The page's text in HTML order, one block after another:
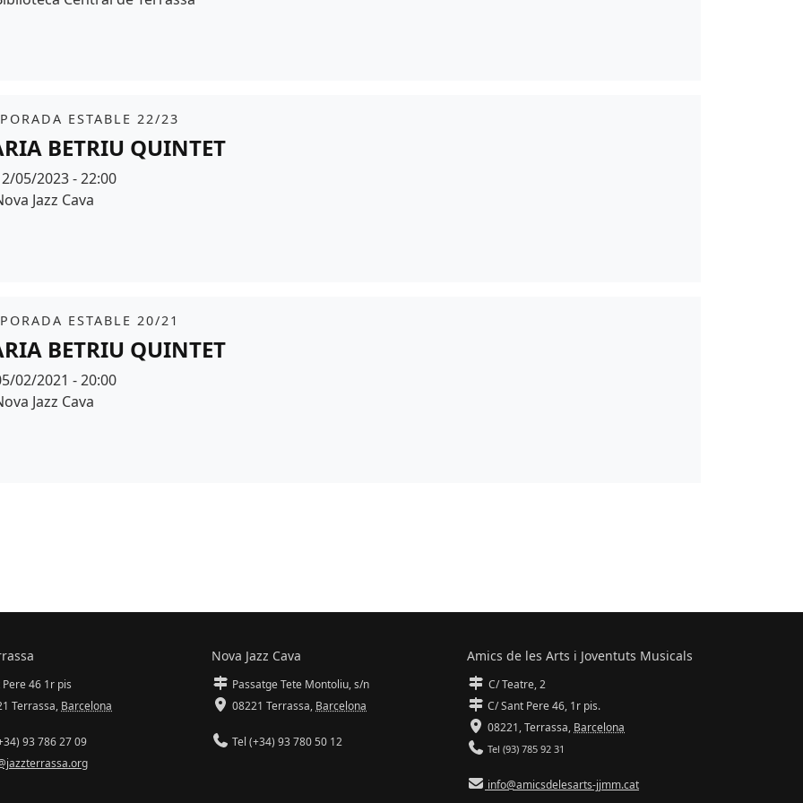
ESTABLE 22/23
BETRIU QUINTET
05/2023 - 22:00
Jazz Cava
ESTABLE 20/21
BETRIU QUINTET
02/2021 - 20:00
Jazz Cava
Pere 46 1r pis
Terrassa, Barcelona
93 786 27 09
Nova Jazz Cava
Passatge Tete Montoliu, s/n
08221 Terrassa, Barcelona
Tel (+34) 93 780 50 12
Amics de les Arts i Joventuts Musicals
C/ Teatre, 2
C/ Sant Pere 46, 1r pis.
08221,Terrassa, Barcelona
Tel (93) 785 92 31
info@amicsdelesarts-jjmm.cat